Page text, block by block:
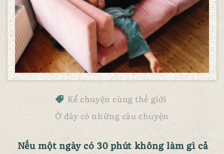
Kể chuyện cùng thế giới
Ở đây có những câu chuyện
Nếu một ngày có 30 phút không làm gì cả